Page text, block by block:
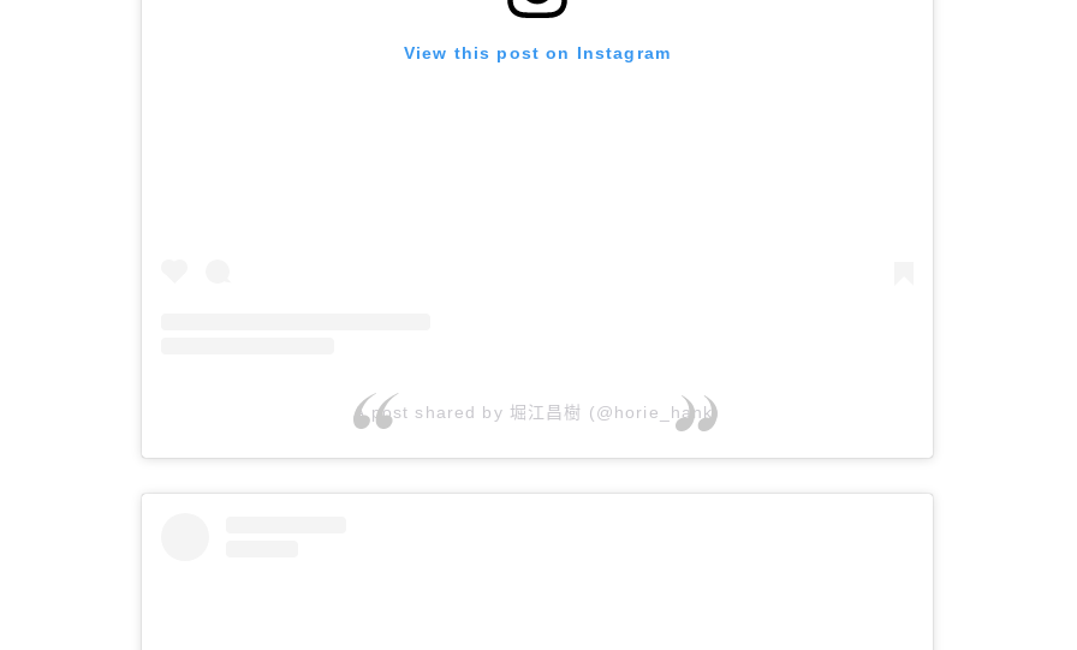
View this post on Instagram
A post shared by 堀江昌樹 (@horie_hank)